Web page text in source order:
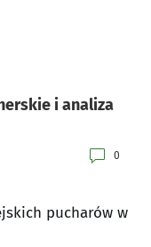
i analiza
0
pucharów w